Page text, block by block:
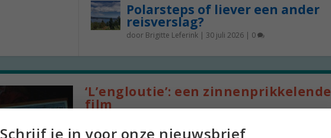
Polarsteps of liever een ander
reisverslag?
door Brigitte Leferink| 30 juli 2026| 0
‘L’engloutie’: een zinnenprikkelende
film
Schrijf je in voor onze nieuwsbrief